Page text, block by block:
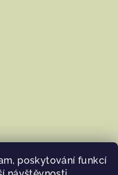
poskytování funkcí